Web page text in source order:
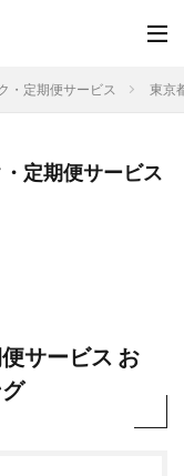
・定期便サービス 東京
定期便サービス
サービス お